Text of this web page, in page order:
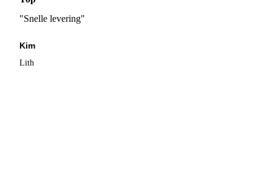
"Snelle levering"
Kim
Lith